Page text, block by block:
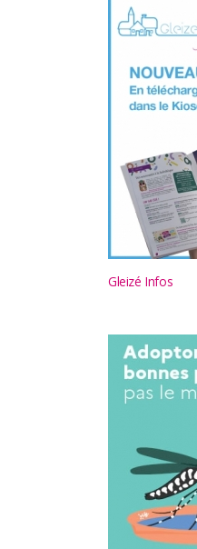
Gleizé Infos